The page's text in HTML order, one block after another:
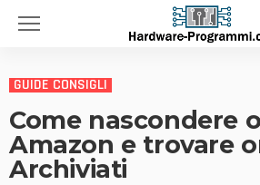
GUIDE CONSIGLI
Come nascondere
Amazon e trovare
Archiviati